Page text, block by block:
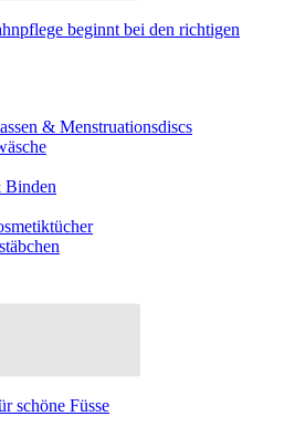
beginnt bei den richtigen
& Menstruationsdiscs
Binden
schöne Füsse